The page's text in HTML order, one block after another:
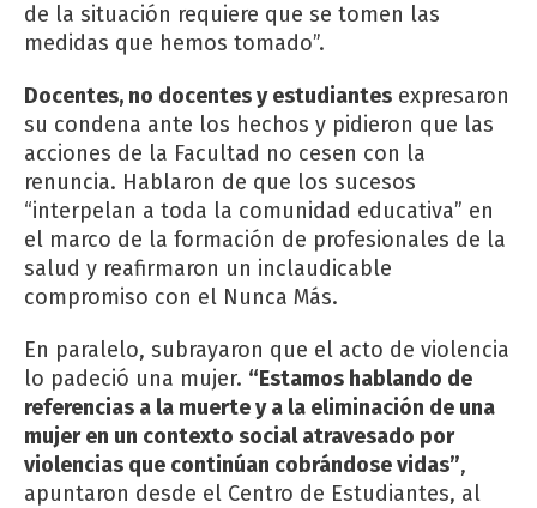
de la situación requiere que se tomen las
medidas que hemos tomado”.
Docentes, no docentes y estudiantes expresaron
su condena ante los hechos y pidieron que las
acciones de la Facultad no cesen con la
renuncia. Hablaron de que los sucesos
“interpelan a toda la comunidad educativa” en
el marco de la formación de profesionales de la
salud y reafirmaron un inclaudicable
compromiso con el Nunca Más.
En paralelo, subrayaron que el acto de violencia
lo padeció una mujer. “Estamos hablando de
referencias a la muerte y a la eliminación de una
mujer en un contexto social atravesado por
violencias que continúan cobrándose vidas”,
apuntaron desde el Centro de Estudiantes, al